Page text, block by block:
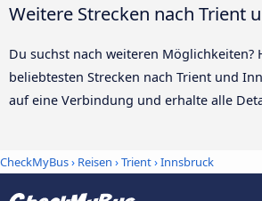
Weitere Strecken nach Trient
Du suchst nach weiteren Möglichkeiten?
beliebtesten Strecken nach Trient und
auf eine Verbindung und erhalte alle
CheckMyBus› Reisen ›Trient›Innsbruck